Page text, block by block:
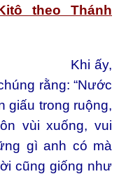
theo Thánh
Khi ấy,
rằng: “Nước
giấu trong ruộng,
vùi xuống, vui
gì anh có mà
cũng giống như